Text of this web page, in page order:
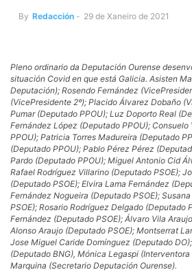
By Redacción - 29 de Xaneiro de 2021
Pleno ordinario da Deputación Ourense
situación Covid en que está Galicia. Asisten
Deputación); Rosendo Fernández
(VicePresidente 2º); Placido Álvarez Dobaño
Pumar (Deputado PPOU); Luz Doporto Real
Fernández López (Deputado PPOU);
PPOU); Patricia Torres Madureira (Deputado
(Deputado PPOU); Pablo Pérez Pérez
Pardo (Deputado PPOU); Miguel Antonio Cid
Rafael Rodríguez Villarino (Deputado PSOE);
(Deputado PSOE); Elvira Lama Fernández
Fernández Nogueira (Deputado PSOE);
PSOE); Rosario Rodríguez Delgado (Deputado
Fernández (Deputado PSOE); Álvaro Vila
Alonso Araujo (Deputado PSOE); Montserrat
Jose Miguel Caride Domínguez (Deputado
(Deputado BNG), Mónica Legaspi
Marquina (Secretario Deputación Ourense).